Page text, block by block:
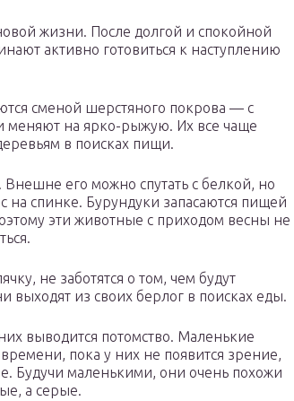
жизни. После долгой и спокойной
активно готовиться к наступлению
сменой шерстяного покрова — с
меняют на ярко-рыжую. Их все чаще
в поисках пищи.
его можно спутать с белкой, но
на спинке. Бурундуки запасаются пищей
эти животные с приходом весны не
не заботятся о том, чем будут
выходят из своих берлог в поисках еды.
выводится потомство. Маленькие
пока у них не появится зрение,
Будучи маленькими, они очень похожи
а серые.